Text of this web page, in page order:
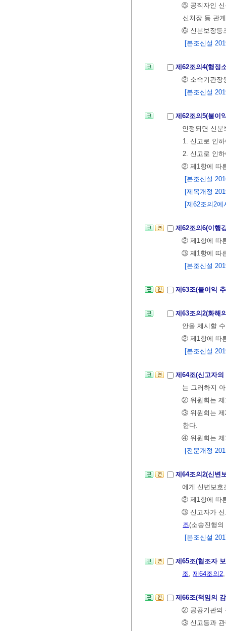
⑤ 공직자인 신
신처장 등 관
⑥ 신분보장등
[본조신설
제62조의4(행정
② 소속기관장
[본조신설
제62조의5(불이
인정되면 신
1. 신고로 인
2. 신고로 인
② 제1항에 따
[본조신설
[제목개정
[제62조의2
제62조의6(이행
② 제1항에 따
③ 제1항에 따
[본조신설
제63조(불이익
제63조의2(화해
안을 제시할
② 제1항에 따
[본조신설
제64조(신고자
는 그러하지
② 위원회는 제
③ 위원회는 제
한다.
④ 위원회는 제
[전문개정
제64조의2(신변
에게 신변보
② 제1항에 따
③ 신고자가 신
조(소송진행
[본조신설
제65조(협조자
조, 제64조의2
제66조(책임의
② 공공기관의
③ 신고등과 관